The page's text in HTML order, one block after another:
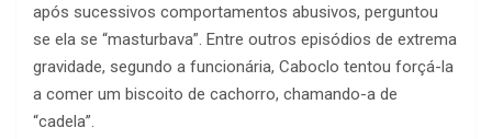
após sucessivos comportamentos abusivos, perguntou
se ela se “masturbava”. Entre outros episódios de extrema
gravidade, segundo a funcionária, Caboclo tentou forçá-la
a comer um biscoito de cachorro, chamando-a de
“cadela”.